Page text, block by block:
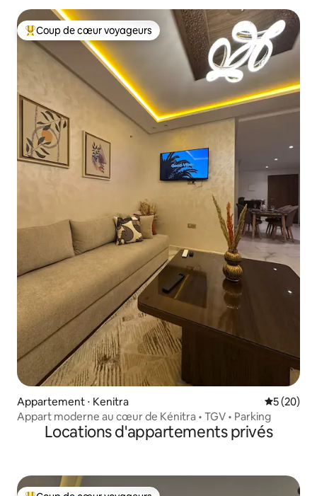
Coups de cœur voyageurs les plus appréciés
Coup de cœur voyageurs
Appartement ⋅ Kenitra
5 (20)
Appart moderne au cœur de Kénitra • TGV • Parking
Locations d'appartements privés